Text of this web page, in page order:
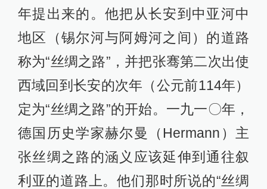
年提出来的。他把从长安到中亚河中
地区（锡尔河与阿姆河之间）的道路
称为“丝绸之路”，并把张骞第二次出使
西域回到长安的次年（公元前114年）
定为“丝绸之路”的开始。一九一〇年，
德国历史学家赫尔曼（Hermann）主
张丝绸之路的涵义应该延伸到通往叙
利亚的道路上。他们那时所说的“丝绸